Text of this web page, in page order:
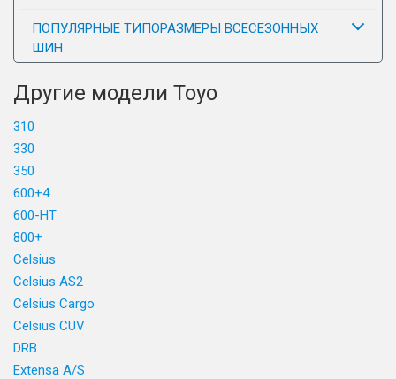
ПОПУЛЯРНЫЕ ТИПОРАЗМЕРЫ ВСЕСЕЗОННЫХ
ШИН
Другие модели Toyo
310
330
350
600+4
600-HT
800+
Celsius
Celsius AS2
Celsius Cargo
Celsius CUV
DRB
Extensa A/S